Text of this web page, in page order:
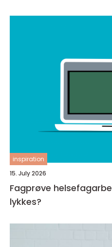
inspiration
15. July 2026
Fagprøve helsefagarbeider hva
lykkes?